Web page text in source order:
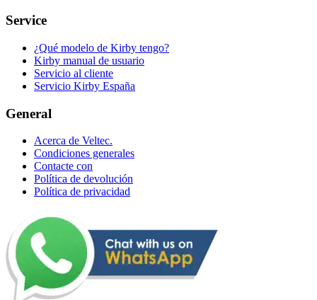
Service
¿Qué modelo de Kirby tengo?
Kirby manual de usuario
Servicio al cliente
Servicio Kirby España
General
Acerca de Veltec.
Condiciones generales
Contacte con
Política de devolución
Política de privacidad